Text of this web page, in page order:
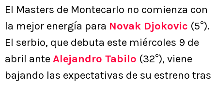
El Masters de Montecarlo no comienza con
la mejor energía para Novak Djokovic (5°).
El serbio, que debuta este miércoles 9 de
abril anteAlejandro Tabilo (32°), viene
bajando las expectativas de su estreno tras